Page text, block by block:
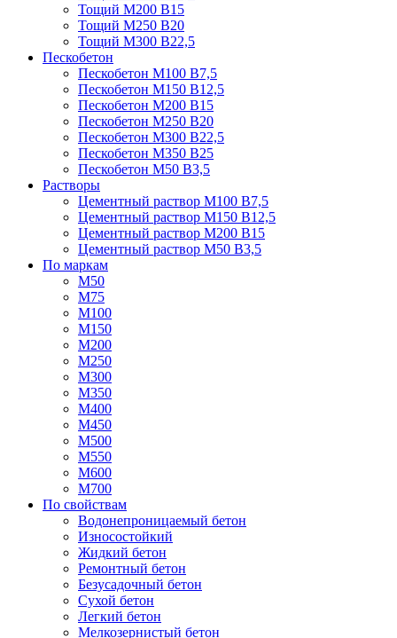
Тощий М200 В15
Тощий М250 В20
Тощий М300 В22,5
Пескобетон
Пескобетон М100 В7,5
Пескобетон М150 В12,5
Пескобетон М200 В15
Пескобетон М250 В20
Пескобетон М300 В22,5
Пескобетон М350 В25
Пескобетон М50 В3,5
Растворы
Цементный раствор М100 В7,5
Цементный раствор М150 В12,5
Цементный раствор М200 В15
Цементный раствор М50 В3,5
По маркам
М50
М75
М100
М150
М200
М250
М300
М350
М400
М450
М500
М550
М600
М700
По свойствам
Водонепроницаемый бетон
Износостойкий
Жидкий бетон
Ремонтный бетон
Безусадочный бетон
Сухой бетон
Легкий бетон
Мелкозернистый бетон